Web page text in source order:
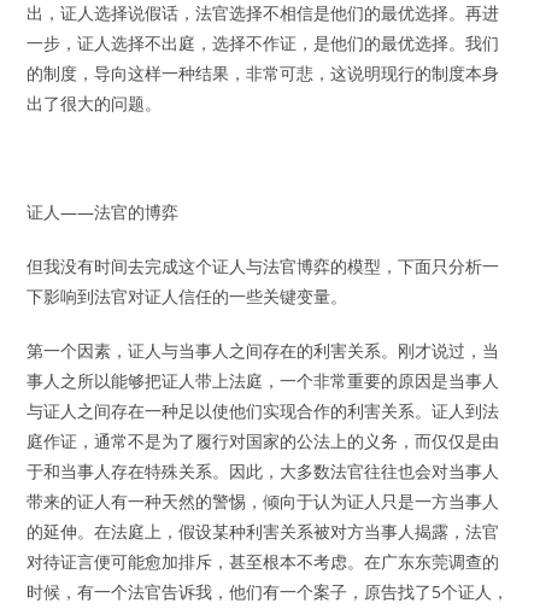
出，证人选择说假话，法官选择不相信是他们的最优选择。再进
一步，证人选择不出庭，选择不作证，是他们的最优选择。我们
的制度，导向这样一种结果，非常可悲，这说明现行的制度本身
出了很大的问题。
证人——法官的博弈
但我没有时间去完成这个证人与法官博弈的模型，下面只分析一
下影响到法官对证人信任的一些关键变量。
第一个因素，证人与当事人之间存在的利害关系。刚才说过，当
事人之所以能够把证人带上法庭，一个非常重要的原因是当事人
与证人之间存在一种足以使他们实现合作的利害关系。证人到法
庭作证，通常不是为了履行对国家的公法上的义务，而仅仅是由
于和当事人存在特殊关系。因此，大多数法官往往也会对当事人
带来的证人有一种天然的警惕，倾向于认为证人只是一方当事人
的延伸。在法庭上，假设某种利害关系被对方当事人揭露，法官
对待证言便可能愈加排斥，甚至根本不考虑。在广东东莞调查的
时候，有一个法官告诉我，他们有一个案子，原告找了5个证人，